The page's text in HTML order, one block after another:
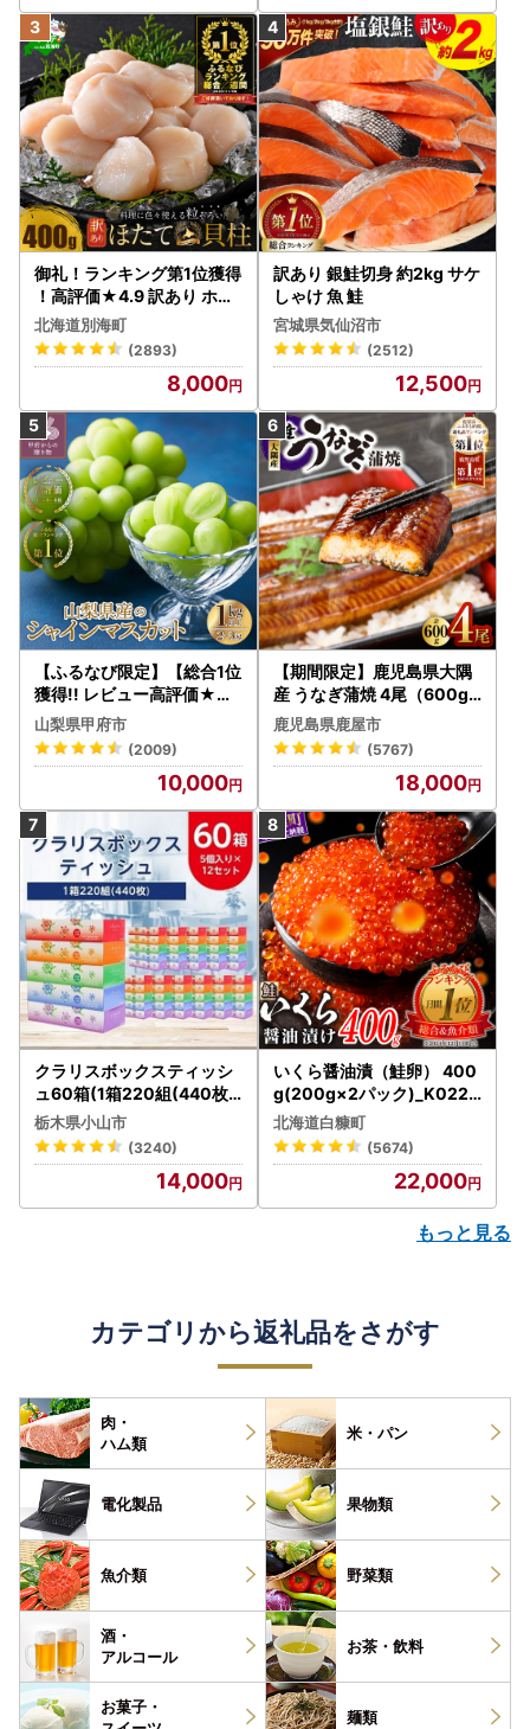
御礼！ランキング第1位獲得
！高評価★4.9 訳あり ホタ
テ 400g（ほたて 帆立 貝柱
冷凍 ）
北海道別海町
(2893)
8,000
訳あり 銀鮭切身 約2kg サケ
しゃけ 魚 鮭
宮城県気仙沼市
(2512)
12,500
【ふるなび限定】【総合1位
獲得!! レビュー高評価★】
〈2026年度配送分〉山梨
県産 シャインマスカット 2
～3房（1.0kg以上）シャイ
ン フルーツ FN-Limited-S
P
山梨県甲府市
(2009)
10,000
【期間限定】鹿児島県大隅
産 うなぎ蒲焼 4尾（600g
） KN007-004-04-cp18
うなぎ 鰻 魚 惣菜 総菜
鹿児島県鹿屋市
(5767)
18,000
クラリスボックスティッシ
ュ60箱(1箱220組(440枚))
(5個入り×12セット)【配送
不可地域：離島・沖縄県】
【1256759】
栃木県小山市
(3240)
14,000
いくら醤油漬（鮭卵） 400
g(200g×2パック)_K022-
1676
北海道白糠町
(5674)
22,000
もっと見る
カテゴリから返礼品をさがす
肉・
ハム類
米・パン
電化製品 果物類
魚介類 野菜類
酒・
アルコール
お茶・ 飲料
お菓子・
麺類